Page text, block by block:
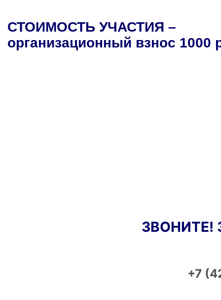
СТОИМОСТЬ УЧАСТИЯ –
организационный взнос 1000
ЗВОНИТЕ!
+7